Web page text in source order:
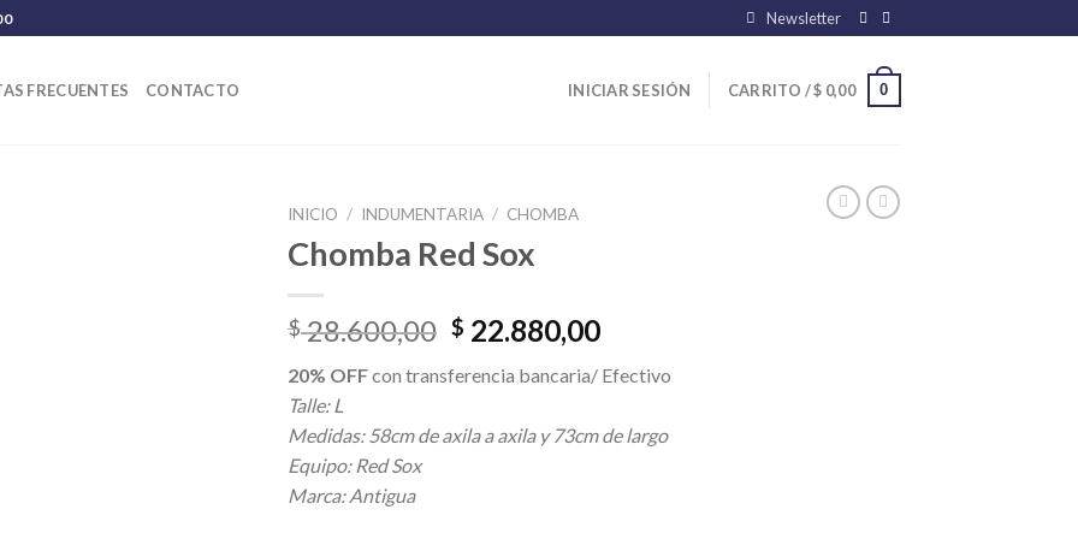
Newsletter
FRECUENTES CONTACTO INICIAR SESIÓN CARRITO /$ 0,00 0
INICIO / INDUMENTARIA / CHOMBA
Chomba Red Sox
$28.600,00 El
original
$ 28.600,00.
$ 22.880,00El
actual
$ 22.880,00.
20% OFFcon transferencia bancaria/ Efectivo
Talle: L
Medidas: 58cm de axila a axila y 73cm de largo
Equipo: Red Sox
Marca: Antigua